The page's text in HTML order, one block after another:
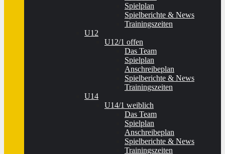
Spielplan
Spielberichte & News
Trainingszeiten
U12
U12/1 offen
Das Team
Spielplan
Anschreibeplan
Spielberichte & News
Trainingszeiten
U14
U14/1 weiblich
Das Team
Spielplan
Anschreibeplan
Spielberichte & News
Trainingszeiten